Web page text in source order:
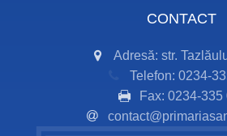
CONTACT
Adresă: str.
Telefon: 0234-
Fax: 0234-335